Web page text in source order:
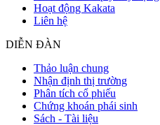
Hoạt động Kakata
Liên hệ
DIỄN ĐÀN
Thảo luận chung
Nhận định thị trường
Phân tích cổ phiếu
Chứng khoán phái sinh
Sách - Tài liệu